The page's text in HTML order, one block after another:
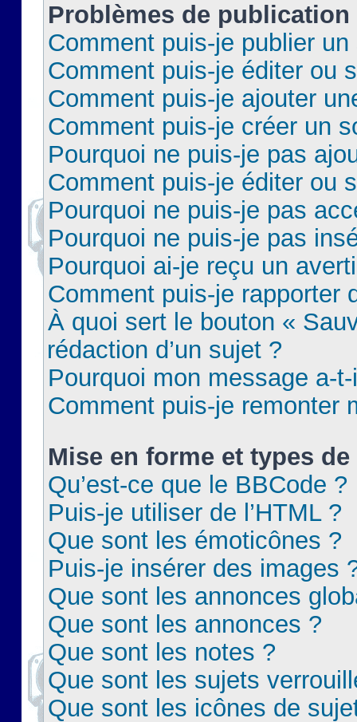
Problèmes de publication
Comment puis-je publier
Comment puis-je éditer ou
Comment puis-je ajouter
Comment puis-je créer un
Pourquoi ne puis-je pas
Comment puis-je éditer ou
Pourquoi ne puis-je pas
Pourquoi ne puis-je pas
Pourquoi ai-je reçu un
Comment puis-je rapporter
À quoi sert le bouton «
rédaction d’un sujet ?
Pourquoi mon message a-
Comment puis-je remonter
Mise en forme et types
Qu’est-ce que le BBCode ?
Puis-je utiliser de l’HTML ?
Que sont les émoticônes ?
Puis-je insérer des images
Que sont les annonces
Que sont les annonces ?
Que sont les notes ?
Que sont les sujets
Que sont les icônes de